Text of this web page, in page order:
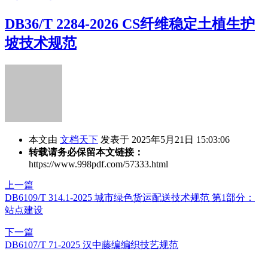
DB36/T 2284-2026 CS纤维稳定土植生护
坡技术规范
本文由 文档天下 发表于 2025年5月21日 15:03:06
转载请务必保留本文链接：
https://www.998pdf.com/57333.html
上一篇
DB6109/T 314.1-2025 城市绿色货运配送技术规范 第1部分：
站点建设
下一篇
DB6107/T 71-2025 汉中藤编编织技艺规范